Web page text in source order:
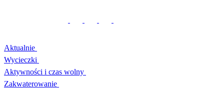
Aktualnie
Wycieczki
Aktywności i czas wolny
Zakwaterowanie